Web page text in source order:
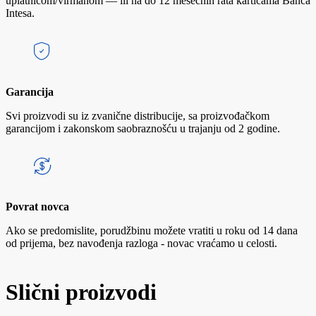
Intesa.
Garancija
Svi proizvodi su iz zvanične distribucije, sa proizvođačkom
garancijom i zakonskom saobraznošću u trajanju od 2 godine.
Povrat novca
Ako se predomislite, porudžbinu možete vratiti u roku od 14 dana
od prijema, bez navođenja razloga - novac vraćamo u celosti.
Slični proizvodi